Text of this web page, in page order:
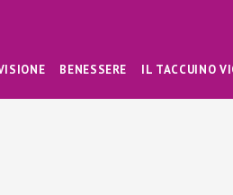
BENESSERE IL TACCUINO